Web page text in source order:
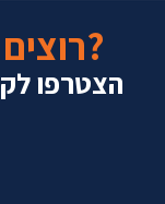
רוצים להשאר מעודכנים?
הצטרפו